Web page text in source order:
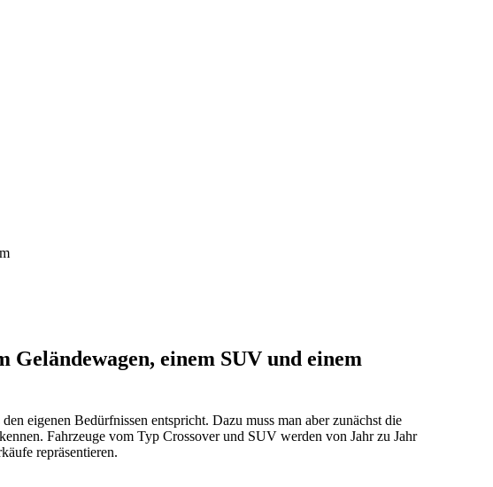
Geländewagen, einem SUV und einem
eigenen Bedürfnissen entspricht. Dazu muss man aber zunächst die
Fahrzeuge vom Typ Crossover und SUV werden von Jahr zu Jahr
repräsentieren.